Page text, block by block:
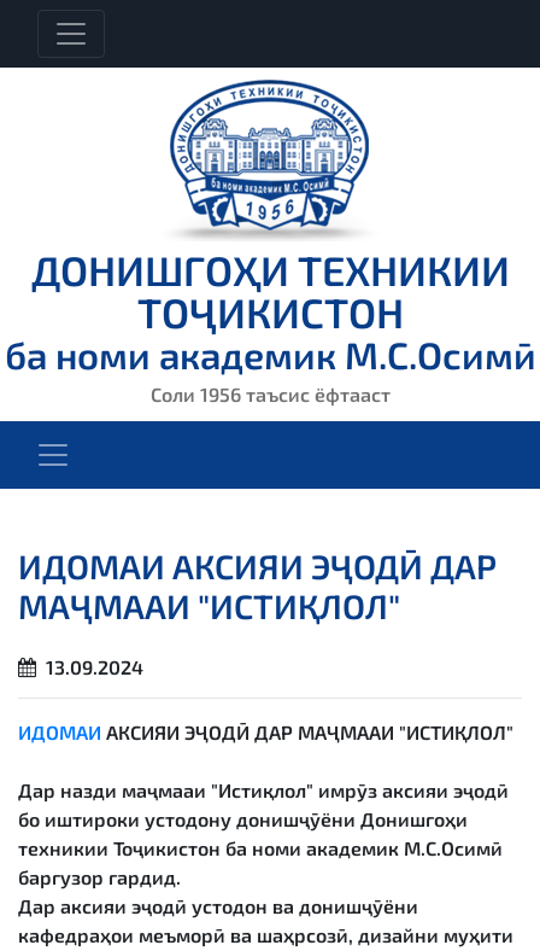
ДОНИШГОҲИ ТЕХНИКИИ
ТОҶИКИСТОН
ба номи академик М.С.Осимӣ
Соли 1956 таъсис ёфтааст
ИДОМАИ АКСИЯИ ЭҶОДӢ ДАР
МАҶМААИ "ИСТИҚЛОЛ"
13.09.2024
ИДОМАИ АКСИЯИ ЭҶОДӢ ДАР МАҶМААИ "ИСТИҚЛОЛ"
Дар назди маҷмааи "Истиқлол" имрӯз аксияи эҷодӣ
бо иштироки устодону донишҷӯёни Донишгоҳи
техникии Тоҷикистон ба номи академик М.С.Осимӣ
баргузор гардид.
Дар аксияи эҷодӣ устодон ва донишҷӯёни
кафедраҳои меъморӣ ва шаҳрсозӣ, дизайни муҳити